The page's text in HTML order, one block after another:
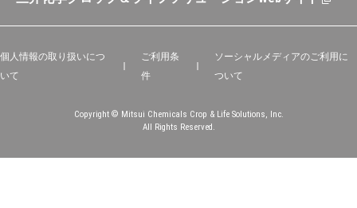
個人情報の取り扱いにつ
いて
ご利用条
件
ソーシャルメディアのご利用に
ついて
Copyright © Mitsui Chemicals Crop & Life Solutions, Inc.
All Rights Reserved.